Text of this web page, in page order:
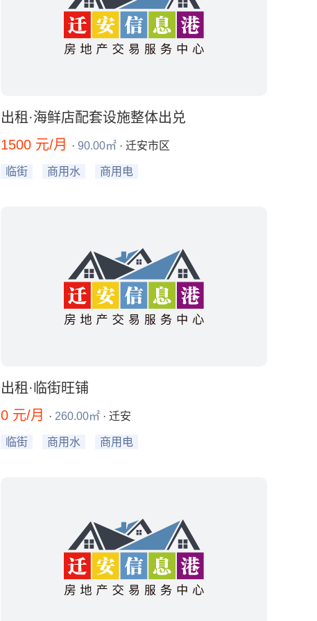
出租·海鲜店配套设施整体出兑
1500 元/月
· 90.00㎡ · 迁安市区
临街 商用水 商用电
出租·临街旺铺
0 元/月
· 260.00㎡ · 迁安
临街 商用水 商用电